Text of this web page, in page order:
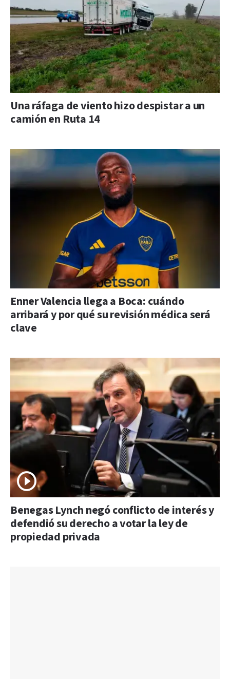
Una ráfaga de viento hizo despistar a un
camión en Ruta 14
Enner Valencia llega a Boca: cuándo
arribará y por qué su revisión médica será
clave
Benegas Lynch negó conflicto de interés y
defendió su derecho a votar la ley de
propiedad privada